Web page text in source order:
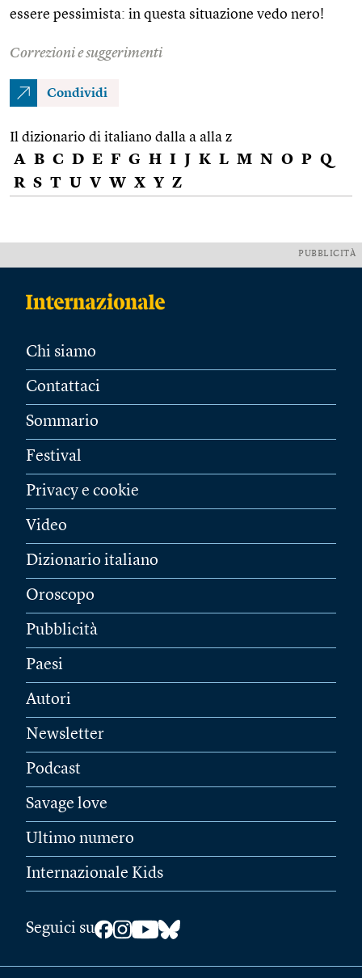
essere pessimista: in questa situazione vedo nero!
Correzioni e suggerimenti
Condividi
Il dizionario di italiano dalla a alla z
A B C D E F G H I J K L M N O P Q
R S T U V W X Y Z
PUBBLICITÀ
Chi siamo
Contattaci
Sommario
Festival
Privacy e cookie
Video
Dizionario italiano
Oroscopo
Pubblicità
Paesi
Autori
Newsletter
Podcast
Savage love
Ultimo numero
Internazionale Kids
Seguici su